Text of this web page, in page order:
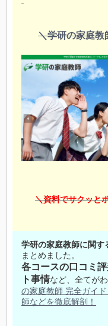
＼学研の家庭教
＼資料でサクッと
学研の家庭教師に関す
まとめました。
各コースの口コミ
ト事情など、全てが
の家庭教師 完全ガイ
師などを徹底解剖！